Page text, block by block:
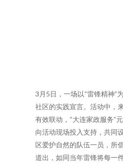
3月5日，一场以“雷锋精神”
社区的实践宣言。活动中，
有效联动，“大连家政服务”
向活动现场投入支持，共同
区爱护自然的队伍一员，所
道出，如同当年雷锋将每一